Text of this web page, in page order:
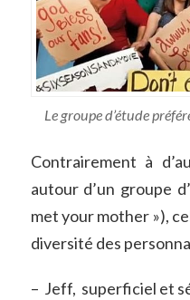
Le groupe d’étude
Contrairement à
autour d’un groupe
met your mother »),
diversité des
– Jeff, superficiel et